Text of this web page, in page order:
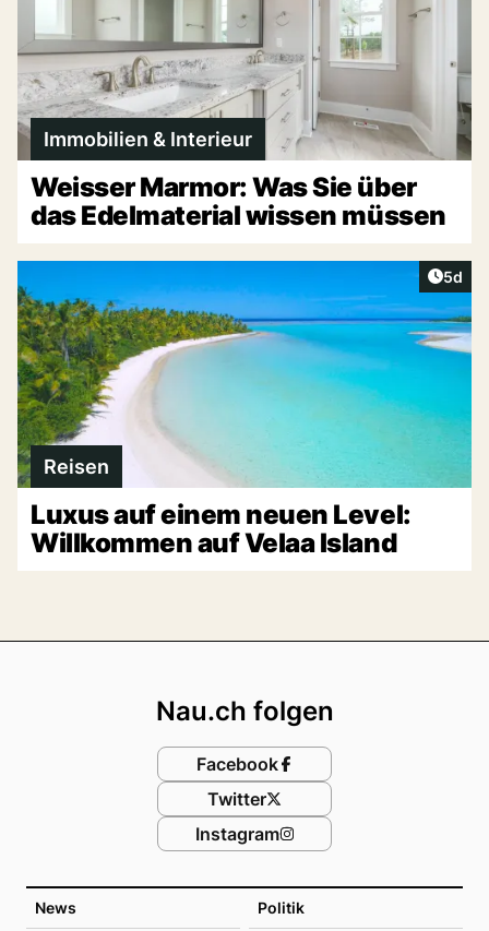
Immobilien & Interieur
Weisser Marmor: Was Sie über
das Edelmaterial wissen müssen
5d
Reisen
Luxus auf einem neuen Level:
Willkommen auf Velaa Island
News Politik
Nau.ch folgen
Facebook
Twitter
Instagram